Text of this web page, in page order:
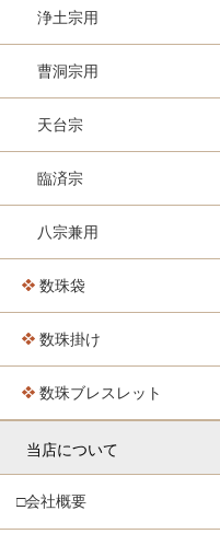
浄土宗用
曹洞宗用
天台宗
臨済宗
八宗兼用
数珠袋
数珠掛け
数珠ブレスレット
当店について
□会社概要